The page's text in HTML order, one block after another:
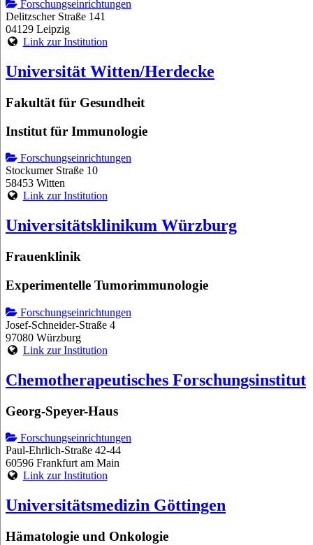
Forschungseinrichtungen
Delitzscher Straße 141
04129 Leipzig
Link zur Institution
Universität Witten/Herdecke
Fakultät für Gesundheit
Institut für Immunologie
Forschungseinrichtungen
Stockumer Straße 10
58453 Witten
Link zur Institution
Universitätsklinikum Würzburg
Frauenklinik
Experimentelle Tumorimmunologie
Forschungseinrichtungen
Josef-Schneider-Straße 4
97080 Würzburg
Link zur Institution
Chemotherapeutisches Forschungsinstitut
Georg-Speyer-Haus
Forschungseinrichtungen
Paul-Ehrlich-Straße 42-44
60596 Frankfurt am Main
Link zur Institution
Universitätsmedizin Göttingen
Hämatologie und Onkologie